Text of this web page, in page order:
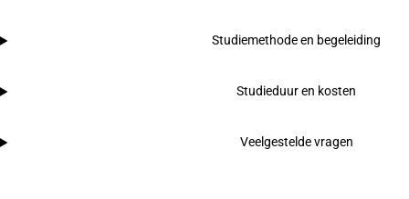
Studiemethode en begeleiding
Studieduur en kosten
Veelgestelde vragen